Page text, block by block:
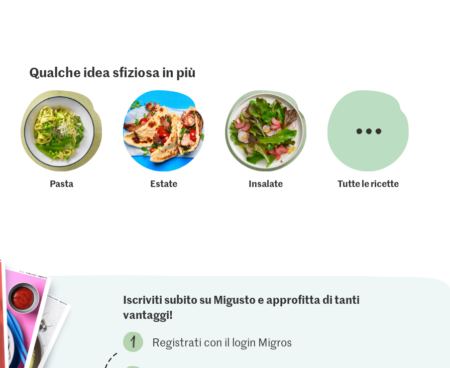
Qualche idea sfiziosa in più
Pasta Estate Insalate Tutte le ricette
Iscriviti subito su Migusto e approfitta di tanti
vantaggi!
Registrati con il login Migros